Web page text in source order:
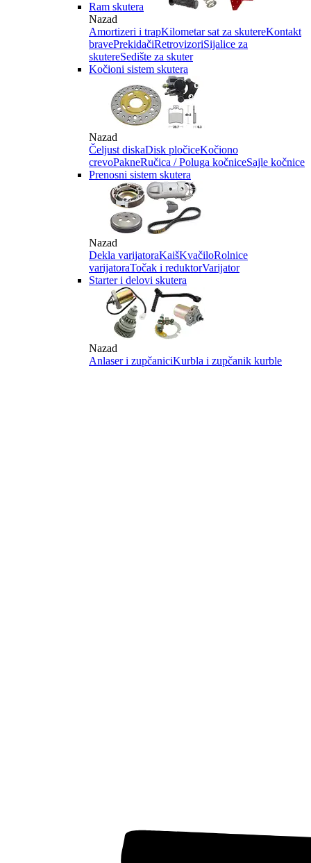
Ram skutera
Nazad
Amortizeri i trapKilometar sat za skutereKontakt
bravePrekidačiRetrovizoriSijalice za
skutereSedište za skuter
Kočioni sistem skutera
Nazad
Čeljust diskaDisk pločiceKočiono
crevoPakneRučica / Poluga kočniceSajle kočnice
Prenosni sistem skutera
Nazad
Dekla varijatoraKaišKvačiloRolnice
varijatoraTočak i reduktorVarijator
Starter i delovi skutera
Nazad
Anlaser i zupčaniciKurbla i zupčanik kurble